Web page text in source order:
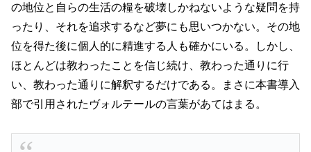
の地位と自らの生活の糧を破壊しかねないような疑問を持
ったり、それを追求するなど夢にも思いつかない。その地
位を得た後に個人的に精進する人も確かにいる。しかし、
ほとんどは教わったことを信じ続け、教わった通りに行
い、教わった通りに解釈するだけである。まさに本書導入
部で引用されたヴォルテールの言葉があてはまる。